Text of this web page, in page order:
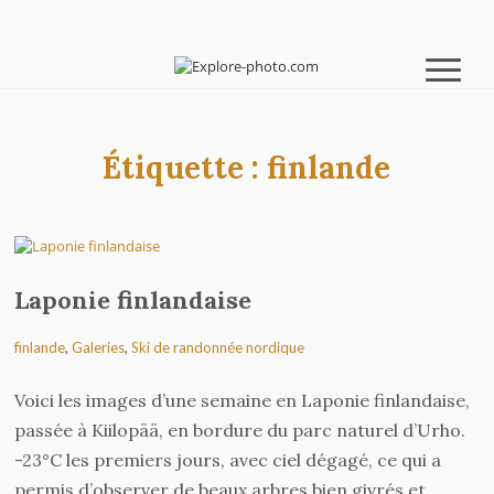
Étiquette :finlande
Laponie finlandaise
finlande,Galeries,Ski de randonnée nordique
Voici les images d’une semaine en Laponie finlandaise,
passée à Kiilopää, en bordure du parc naturel d’Urho.
-23°C les premiers jours, avec ciel dégagé, ce qui a